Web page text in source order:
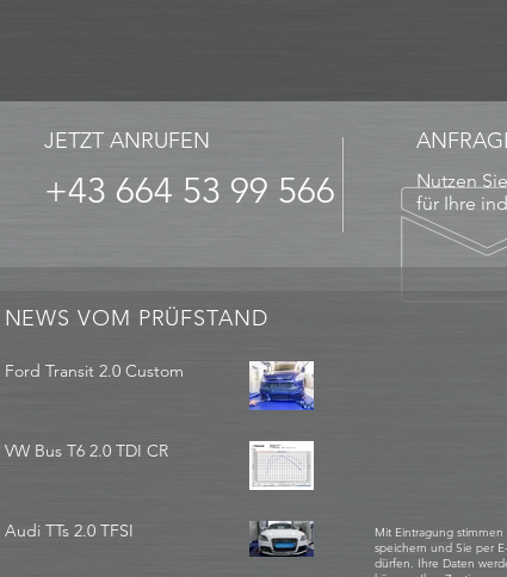
JETZT ANRUFEN
+43 664 53 99 566 Nutzen
für Ihre
NEWS VOM PRÜFSTAND
Ford Transit 2.0 Custom
VW Bus T6 2.0 TDI CR
Audi TTs 2.0 TFSI
Mit Eintragung stimmen
speichern und Sie per
dürfen. Ihre Daten